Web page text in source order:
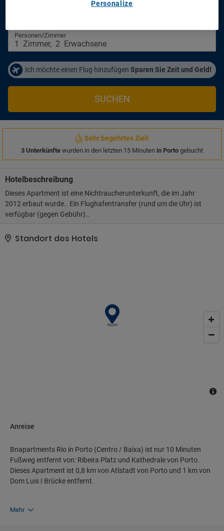
Abreisetag
Personen/Zimmer
1 Zimmer, 2 Erwachsene
Ich möchte einen Flug hinzufügen Sparen Sie Zeit und Geld!
SUCHEN
Sehr begehrtes Ziel!
3 Unterkünfte wurden in den letzten 15 Minuten in Porto gebucht
Hotelbeschreibung
Dieses Apartment ist eine Nichtraucherunterkunft, die im Jahr
2012 erbaut wurde.. Ein Flughafentransfer (rund um die Uhr) ist
verfügbar (gegen Gebühr)..
Standort des Hotels
Anreise
Bnapartments Rio in Porto (Centro / Baixa) ist nur 10 Minuten
Fußweg entfernt von: Ribeira Platz und Kathedrale von Porto.
Dieses Apartment ist 0,8 km von Atlstadt von Porto und 1 km von
Dom Luis I Brücke entfernt.
Mehr
Personalize